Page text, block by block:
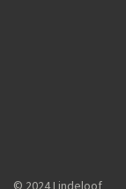
© 2024 Lindeloof